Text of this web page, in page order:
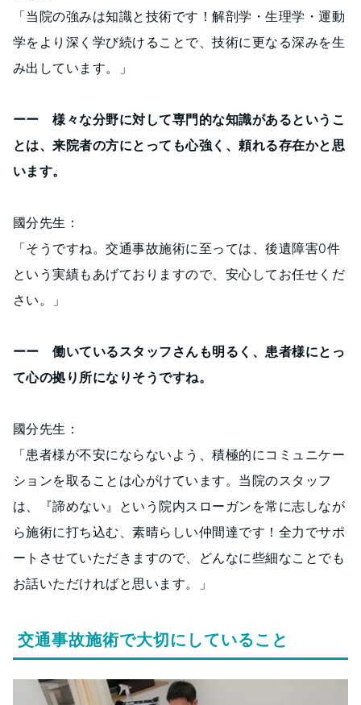
「当院の強みは知識と技術です！解剖学・生理学・運動
学をより深く学び続けることで、技術に更なる深みを生
み出しています。」
ーー 様々な分野に対して専門的な知識があるというこ
とは、来院者の方にとっても心強く、頼れる存在かと思
います。
國分先生：
「そうですね。交通事故施術に至っては、後遺障害0件
という実績もあげておりますので、安心してお任せくだ
さい。」
ーー 働いているスタッフさんも明るく、患者様にとっ
て心の拠り所になりそうですね。
國分先生：
「患者様が不安にならないよう、積極的にコミュニケー
ションを取ることは心がけています。当院のスタッフ
は、『諦めない』という院内スローガンを常に志しなが
ら施術に打ち込む、素晴らしい仲間達です！全力でサポ
ートさせていただきますので、どんなに些細なことでも
お話いただければと思います。」
交通事故施術で大切にしていること